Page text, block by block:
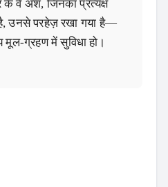
के वे अंश, जिनका प्रत्यक्ष
उनसे परहेज़ रखा गया है—
मूल‑ग्रहण में सुविधा हो।